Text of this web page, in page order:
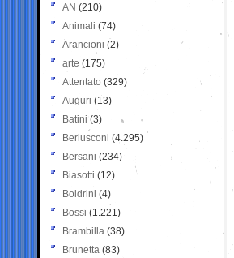
AN (210)
Animali (74)
Arancioni (2)
arte (175)
Attentato (329)
Auguri (13)
Batini (3)
Berlusconi (4.295)
Bersani (234)
Biasotti (12)
Boldrini (4)
Bossi (1.221)
Brambilla (38)
Brunetta (83)